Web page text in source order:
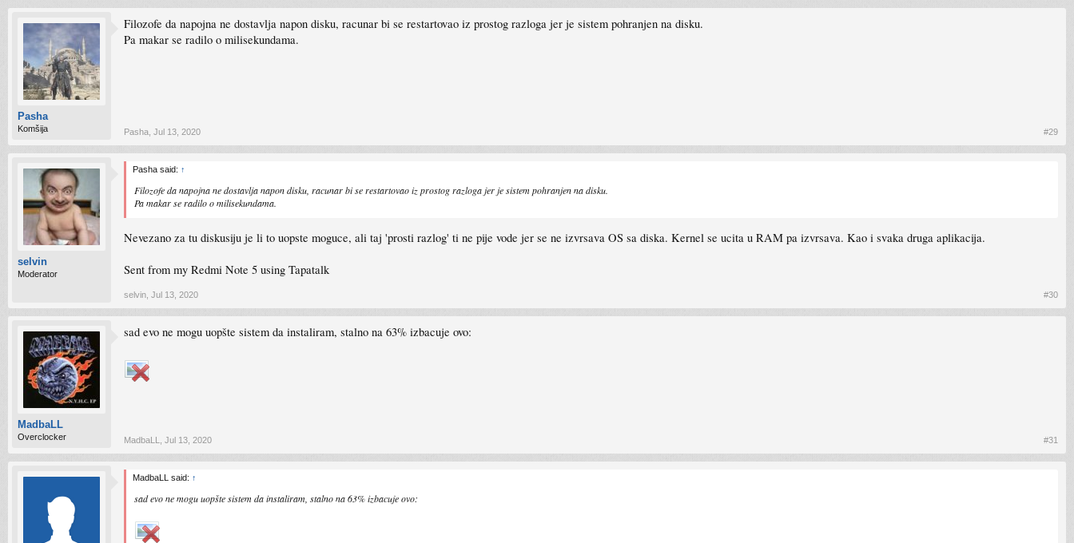
Pasha
Komšija
Filozofe da napojna ne dostavlja napon disku, racunar bi se restartovao iz prostog razloga jer je sistem pohranjen na disku.
Pa makar se radilo o milisekundama.
Pasha Jul 13, 2020 #29
selvin
Moderator
Pasha said: ↑
Filozofe da napojna ne dostavlja napon disku, racunar bi se restartovao iz prostog razloga jer je sistem pohranjen na disku.
Pa makar se radilo o milisekundama.
Nevezano za tu diskusiju je li to uopste moguce, ali taj 'prosti razlog' ti ne pije vode jer se ne izvrsava OS sa diska. Kernel se ucita u RAM pa izvrsava. Kao i svaka druga aplikacija.
Sent from my Redmi Note 5 using Tapatalk
selvin Jul 13, 2020 #30
MadbaLL
Overclocker
sad evo ne mogu uopšte sistem da instaliram, stalno na 63% izbacuje ovo:
MadbaLL Jul 13, 2020 #31
MadbaLL said: ↑
sad evo ne mogu uopšte sistem da instaliram, stalno na 63% izbacuje ovo: